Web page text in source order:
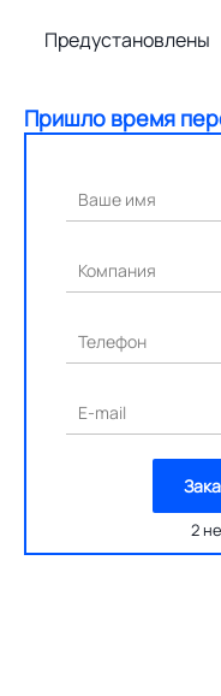
Предустановлены
Пришло время
Ваше имя
Компания
Телефон
E-mail
2